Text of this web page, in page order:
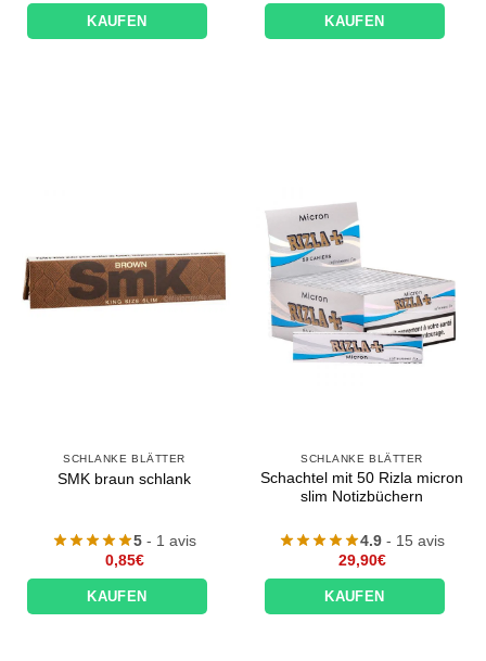
KAUFEN KAUFEN
SCHLANKE BLÄTTER
SMK braun schlank
5 - 1 avis
0,85€
KAUFEN
SCHLANKE BLÄTTER
Schachtel mit 50 Rizla micron
slim Notizbüchern
4.9 - 15 avis
29,90€
KAUFEN